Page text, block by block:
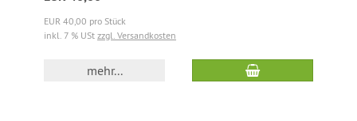
EUR 40,00 pro Stück
inkl. 7 % USt zzgl. Versandkosten
mehr...